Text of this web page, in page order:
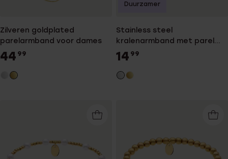
Zilveren goldplated
parelarmband voor dames
44 99
Stainless steel
kralenarmband met parel
voor dames
14 99
Duurzamer